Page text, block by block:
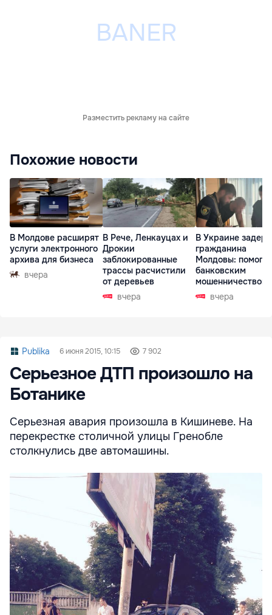
Разместить рекламу на сайте
Похожие новости
В Молдове расширят
услуги электронного
архива для бизнеса
вчера
В Рече, Ленкауцах и
Дрокии
заблокированные
трассы расчистили
от деревьев
вчера
В Украине
гражданина
Молдовы:
банковским
мошенничеством
Чехиивчера
Publika 6 июня 2015, 10:15 7 902
Cерьезное ДТП произошло на
Ботанике
Серьезная авария произошла в Кишиневе. На
перекрестке столичной улицы Гренобле
столкнулись две автомашины.